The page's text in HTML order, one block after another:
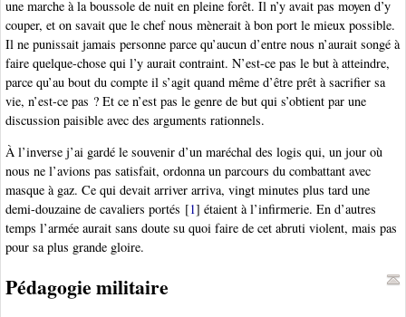
une marche à la boussole de nuit en pleine forêt. Il n’y avait pas moyen d’y
couper, et on savait que le chef nous mènerait à bon port le mieux possible.
Il ne punissait jamais personne parce qu’aucun d’entre nous n’aurait songé à
faire quelque-chose qui l’y aurait contraint. N’est-ce pas le but à atteindre,
parce qu’au bout du compte il s’agit quand même d’être prêt à sacrifier sa
vie, n’est-ce pas ? Et ce n’est pas le genre de but qui s’obtient par une
discussion paisible avec des arguments rationnels.
À l’inverse j’ai gardé le souvenir d’un maréchal des logis qui, un jour où
nous ne l’avions pas satisfait, ordonna un parcours du combattant avec
masque à gaz. Ce qui devait arriver arriva, vingt minutes plus tard une
demi-douzaine de cavaliers portés [1] étaient à l’infirmerie. En d’autres
temps l’armée aurait sans doute su quoi faire de cet abruti violent, mais pas
pour sa plus grande gloire.
Pédagogie militaire